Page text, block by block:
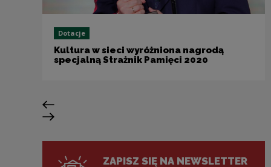
Dotacje
Kultura w sieci wyróżniona nagrodą
specjalną Strażnik Pamięci 2020
Poprzedni slajd
Następny slajd
ZAPISZ SIĘ NA NEWSLETTER